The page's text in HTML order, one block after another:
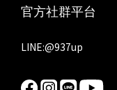
官方社群平台
LINE:@937up